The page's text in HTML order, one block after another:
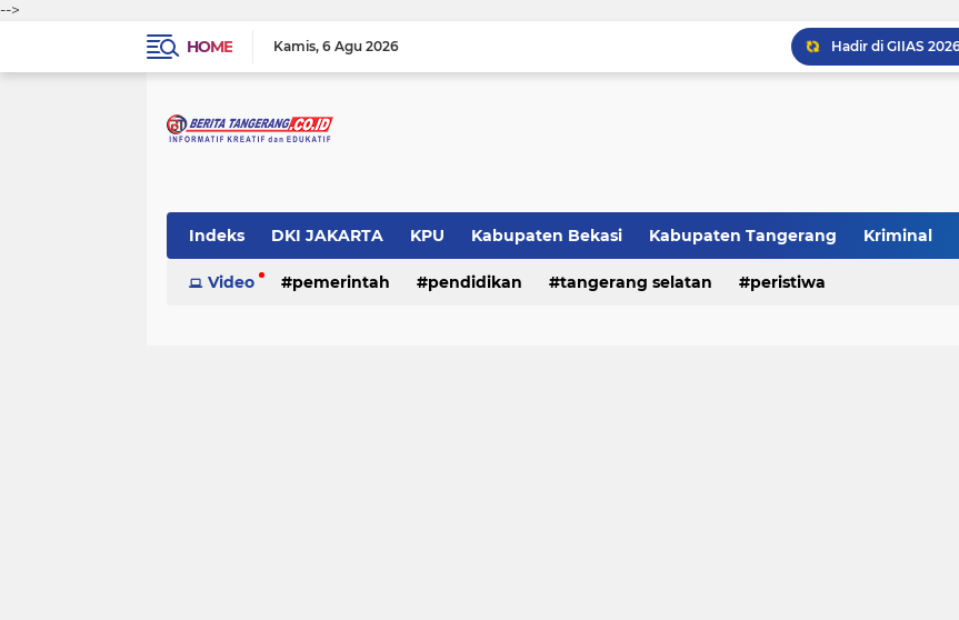
-->
HOME
Kamis 6 Agu 2026
Indeks DKI JAKARTA KPU Kabupaten Bekasi Kabupaten Tangerang Kriminal
Pemerintah Pendidikan Polri peristiwa
Video pemerintah pendidikan tangerang selatan peristiwa